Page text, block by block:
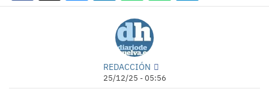
REDACCIÓN
25/12/25 - 05:56